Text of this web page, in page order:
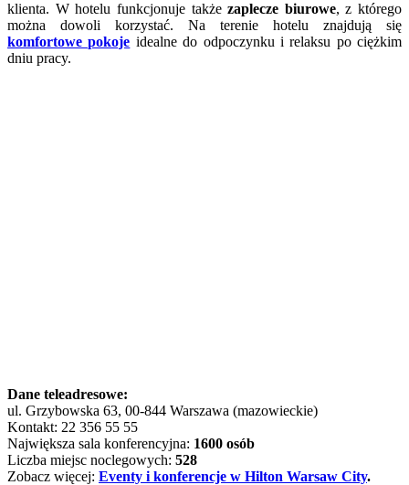
klienta. W hotelu funkcjonuje takżezaplecze biurowe, z którego
można dowoli korzystać. Na terenie hotelu znajdują się
komfortowe pokoje idealne do odpoczynku i relaksu po ciężkim
dniu pracy.
Dane teleadresowe:
ul. Grzybowska 63, 00-844 Warszawa (mazowieckie)
Kontakt: 22 356 55 55
Największa sala konferencyjna: 1600 osób
Liczba miejsc noclegowych: 528
Zobacz więcej: Eventy i konferencje w Hilton Warsaw City.